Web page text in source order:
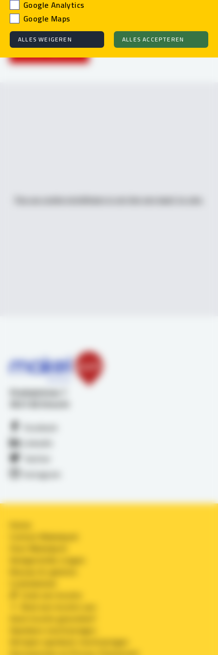
Google Analytics
Google Maps
ALLES WEIGEREN ALLES ACCEPTEREN
Vlampijpstraat
Contact opnemen
Pas uw cookie instellingen in om hier een kaart te zien.
Stadsplateau 1
Facebook
LinkedIn
Instagram
Home
Contact Makelpunt
Veelgestelde vragen
Zoek een locatie
Bied een locatie aan
Verlopen openbare inschrijvingen